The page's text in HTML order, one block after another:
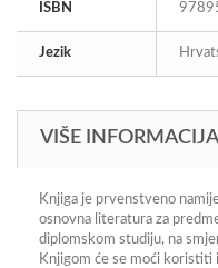
ISBN
Jezik
VIŠE INFORMACIJA
Knjiga je prvenstveno
osnovna literatura za
diplomskom studiju, na
Knjigom će se moći koristiti i